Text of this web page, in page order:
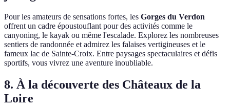
Pour les amateurs de sensations fortes, les Gorges du Verdon
offrent un cadre époustouflant pour des activités comme le
canyoning, le kayak ou même l'escalade. Explorez les nombreuses
sentiers de randonnée et admirez les falaises vertigineuses et le
fameux lac de Sainte-Croix. Entre paysages spectaculaires et défis
sportifs, vous vivrez une aventure inoubliable.
8. À la découverte des Châteaux de la
Loire